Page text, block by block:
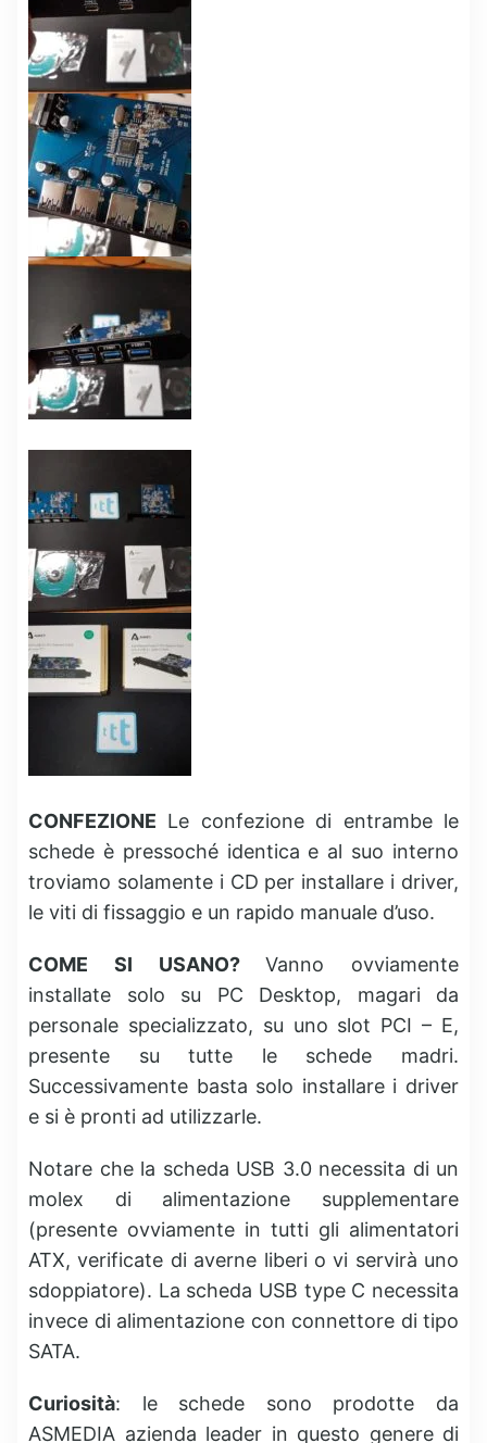
CONFEZIONE Le confezione di entrambe le
schede è pressoché identica e al suo interno
troviamo solamente i CD per installare i driver,
le viti di fissaggio e un rapido manuale d’uso.
COME SI USANO?Vanno ovviamente
installate solo su PC Desktop, magari da
personale specializzato, su uno slot PCI – E,
presente su tutte le schede madri.
Successivamente basta solo installare i driver
e si è pronti ad utilizzarle.
Notare che la scheda USB 3.0 necessita di un
molex di alimentazione supplementare
(presente ovviamente in tutti gli alimentatori
ATX, verificate di averne liberi o vi servirà uno
sdoppiatore). La scheda USB type C necessita
invece di alimentazione con connettore di tipo
SATA.
Curiosità: le schede sono prodotte da
ASMEDIA azienda leader in questo genere di